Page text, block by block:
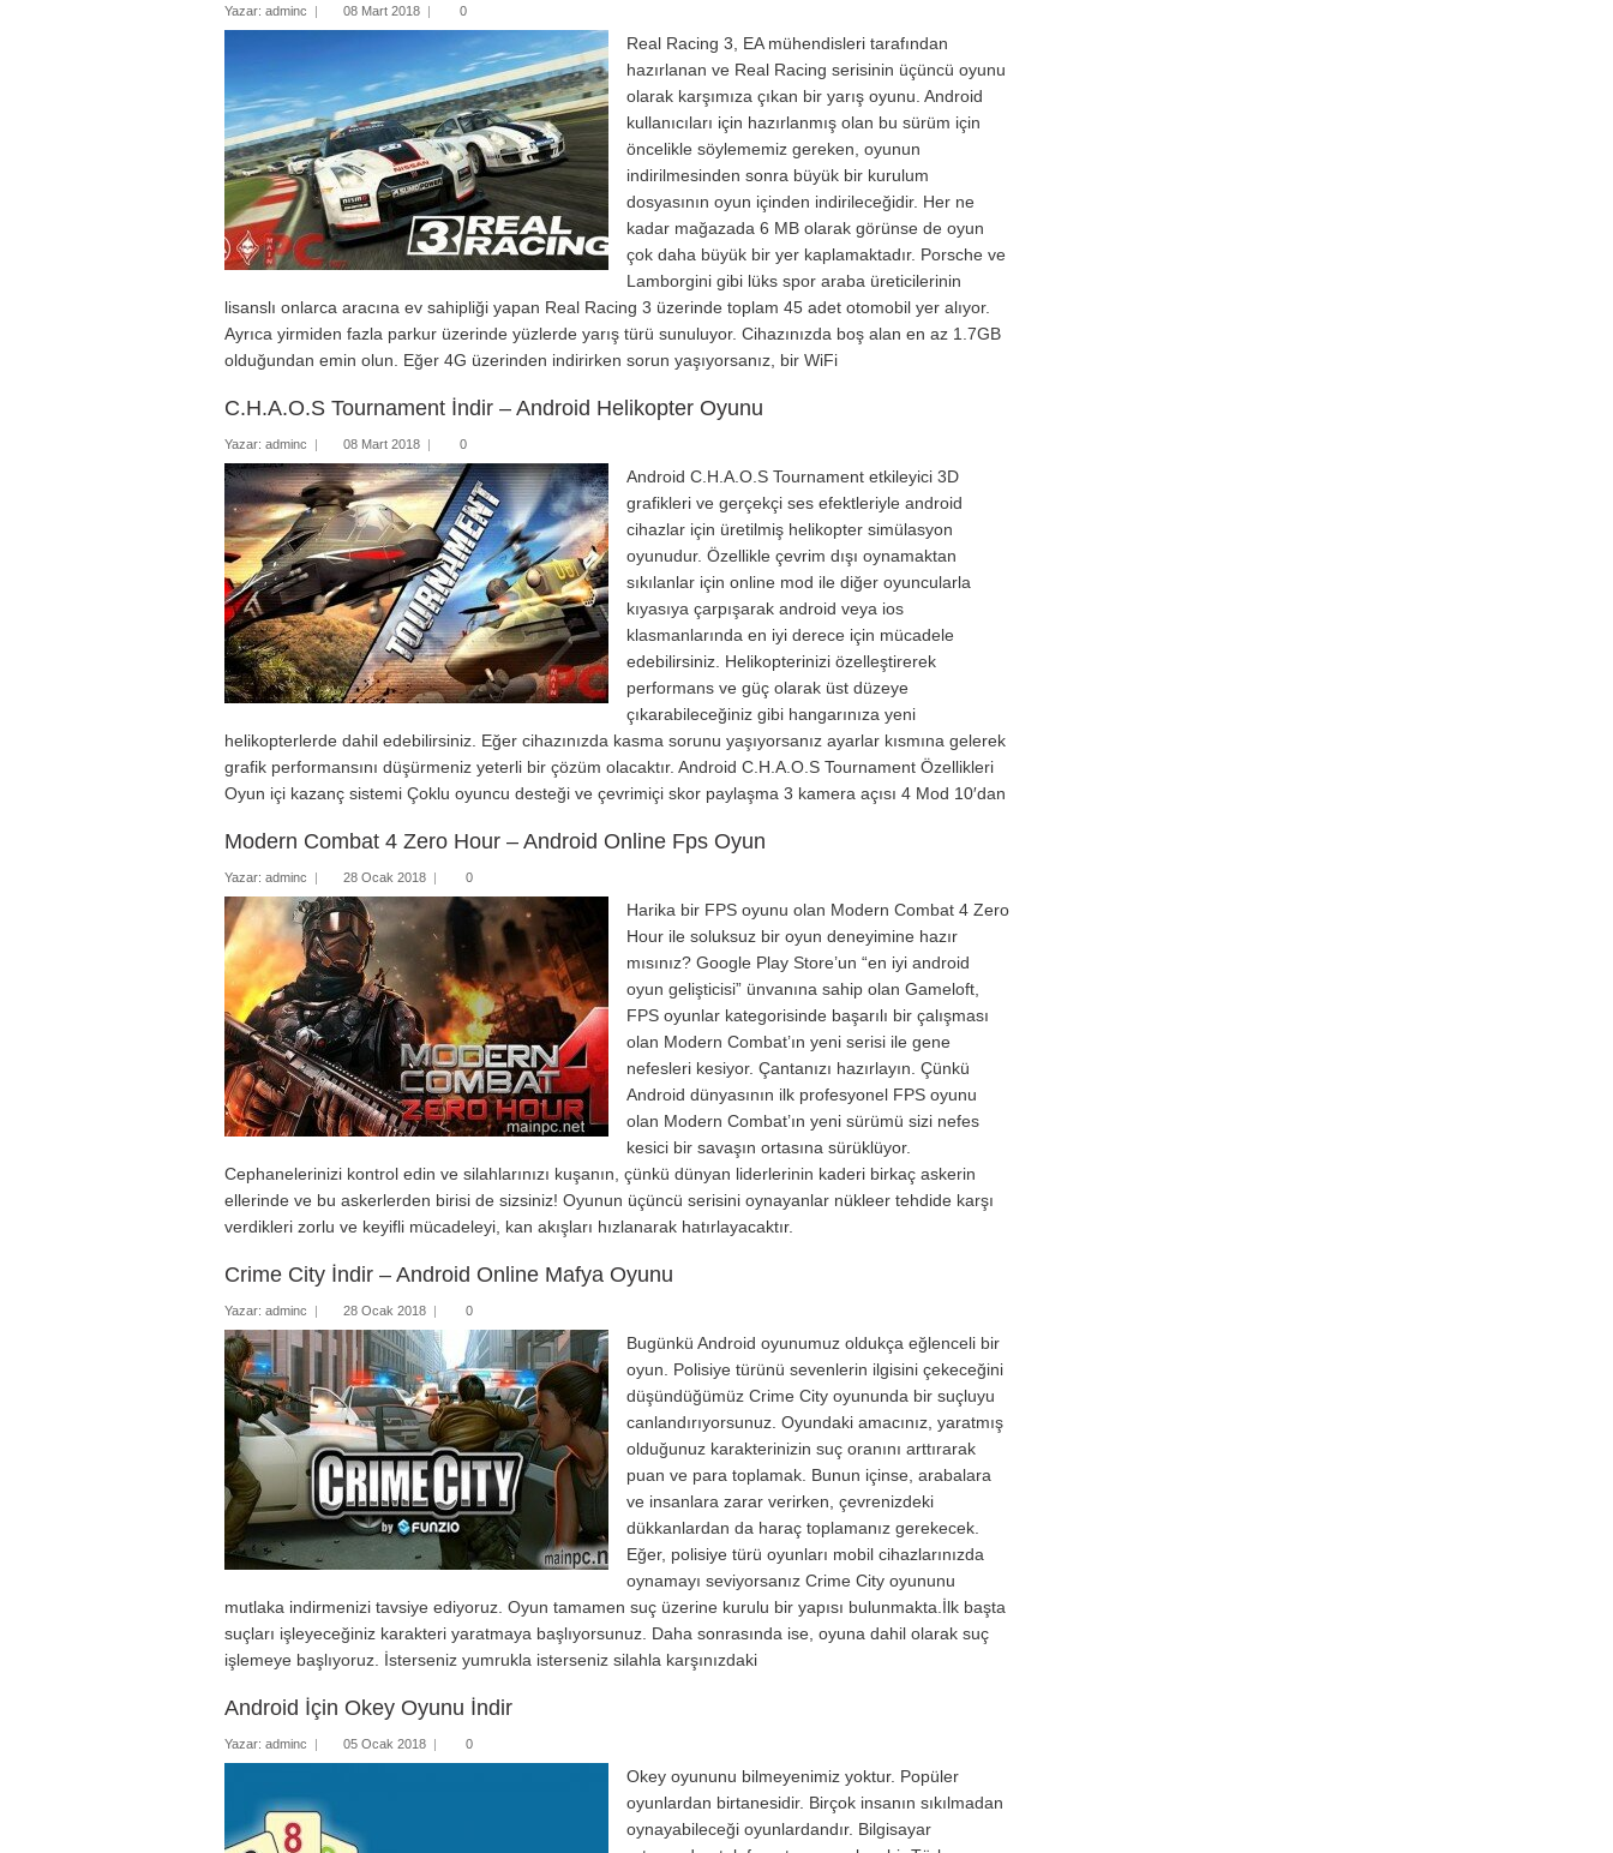
Yazar: adminc | 08 Mart 2018 | 0
Real Racing 3, EA mühendisleri tarafından
hazırlanan ve Real Racing serisinin üçüncü oyunu
olarak karşımıza çıkan bir yarış oyunu. Android
kullanıcıları için hazırlanmış olan bu sürüm için
öncelikle söylememiz gereken, oyunun
indirilmesinden sonra büyük bir kurulum
dosyasının oyun içinden indirileceğidir. Her ne
kadar mağazada 6 MB olarak görünse de oyun
çok daha büyük bir yer kaplamaktadır. Porsche ve
Lamborgini gibi lüks spor araba üreticilerinin
lisanslı onlarca aracına ev sahipliği yapan Real Racing 3 üzerinde toplam 45 adet otomobil yer alıyor.
Ayrıca yirmiden fazla parkur üzerinde yüzlerde yarış türü sunuluyor. Cihazınızda boş alan en az 1.7GB
olduğundan emin olun. Eğer 4G üzerinden indirirken sorun yaşıyorsanız, bir WiFi
C.H.A.O.S Tournament İndir – Android Helikopter Oyunu
Yazar: adminc | 08 Mart 2018 | 0
Android C.H.A.O.S Tournament etkileyici 3D
grafikleri ve gerçekçi ses efektleriyle android
cihazlar için üretilmiş helikopter simülasyon
oyunudur. Özellikle çevrim dışı oynamaktan
sıkılanlar için online mod ile diğer oyuncularla
kıyasıya çarpışarak android veya ios
klasmanlarında en iyi derece için mücadele
edebilirsiniz. Helikopterinizi özelleştirerek
performans ve güç olarak üst düzeye
çıkarabileceğiniz gibi hangarınıza yeni
helikopterlerde dahil edebilirsiniz. Eğer cihazınızda kasma sorunu yaşıyorsanız ayarlar kısmına gelerek
grafik performansını düşürmeniz yeterli bir çözüm olacaktır. Android C.H.A.O.S Tournament Özellikleri
Oyun içi kazanç sistemi Çoklu oyuncu desteği ve çevrimiçi skor paylaşma 3 kamera açısı 4 Mod 10′dan
Modern Combat 4 Zero Hour – Android Online Fps Oyun
Yazar: adminc | 28 Ocak 2018 | 0
Harika bir FPS oyunu olan Modern Combat 4 Zero
Hour ile soluksuz bir oyun deneyimine hazır
mısınız? Google Play Store’un “en iyi android
oyun gelişticisi” ünvanına sahip olan Gameloft,
FPS oyunlar kategorisinde başarılı bir çalışması
olan Modern Combat’ın yeni serisi ile gene
nefesleri kesiyor. Çantanızı hazırlayın. Çünkü
Android dünyasının ilk profesyonel FPS oyunu
olan Modern Combat’ın yeni sürümü sizi nefes
kesici bir savaşın ortasına sürüklüyor.
Cephanelerinizi kontrol edin ve silahlarınızı kuşanın, çünkü dünyan liderlerinin kaderi birkaç askerin
ellerinde ve bu askerlerden birisi de sizsiniz! Oyunun üçüncü serisini oynayanlar nükleer tehdide karşı
verdikleri zorlu ve keyifli mücadeleyi, kan akışları hızlanarak hatırlayacaktır.
Crime City İndir – Android Online Mafya Oyunu
Yazar: adminc | 28 Ocak 2018 | 0
Bugünkü Android oyunumuz oldukça eğlenceli bir
oyun. Polisiye türünü sevenlerin ilgisini çekeceğini
düşündüğümüz Crime City oyununda bir suçluyu
canlandırıyorsunuz. Oyundaki amacınız, yaratmış
olduğunuz karakterinizin suç oranını arttırarak
puan ve para toplamak. Bunun içinse, arabalara
ve insanlara zarar verirken, çevrenizdeki
dükkanlardan da haraç toplamanız gerekecek.
Eğer, polisiye türü oyunları mobil cihazlarınızda
oynamayı seviyorsanız Crime City oyununu
mutlaka indirmenizi tavsiye ediyoruz. Oyun tamamen suç üzerine kurulu bir yapısı bulunmakta.İlk başta
suçları işleyeceğiniz karakteri yaratmaya başlıyorsunuz. Daha sonrasında ise, oyuna dahil olarak suç
işlemeye başlıyoruz. İsterseniz yumrukla isterseniz silahla karşınızdaki
Android İçin Okey Oyunu İndir
Yazar: adminc | 05 Ocak 2018 | 0
Okey oyununu bilmeyenimiz yoktur. Popüler
oyunlardan birtanesidir. Birçok insanın sıkılmadan
oynayabileceği oyunlardandır. Bilgisayar